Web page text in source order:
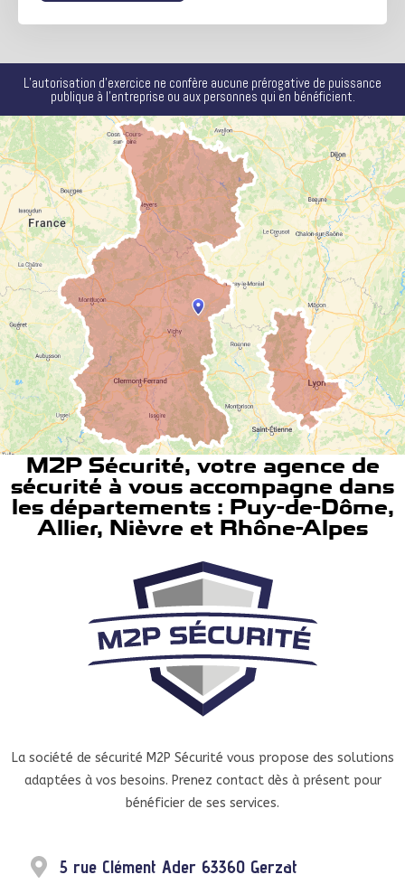
L’autorisation d’exercice ne confère aucune prérogative de puissance
publique à l’entreprise ou aux personnes qui en bénéficient.
M2P Sécurité, votre agence de
sécurité à vous accompagne dans
les départements : Puy-de-Dôme,
Allier, Nièvre et Rhône-Alpes
La société de sécurité M2P Sécurité vous propose des solutions
adaptées à vos besoins. Prenez contact dès à présent pour
bénéficier de ses services.
5 rue Clément Ader 63360 Gerzat